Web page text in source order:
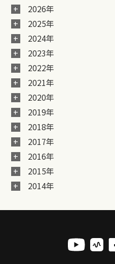
2026年
2025年
2024年
2023年
2022年
2021年
2020年
2019年
2018年
2017年
2016年
2015年
2014年